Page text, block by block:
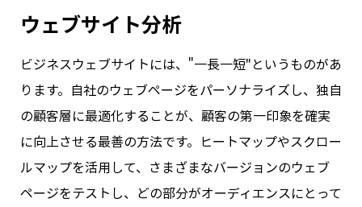
ウェブサイト分析
ビジネスウェブサイトには、"一長一短"というものがあ
ります。自社のウェブページをパーソナライズし、独自
の顧客層に最適化することが、顧客の第一印象を確実
に向上させる最善の方法です。ヒートマップやスクロー
ルマップを活用して、さまざまなバージョンのウェブ
ページをテストし、どの部分がオーディエンスにとって